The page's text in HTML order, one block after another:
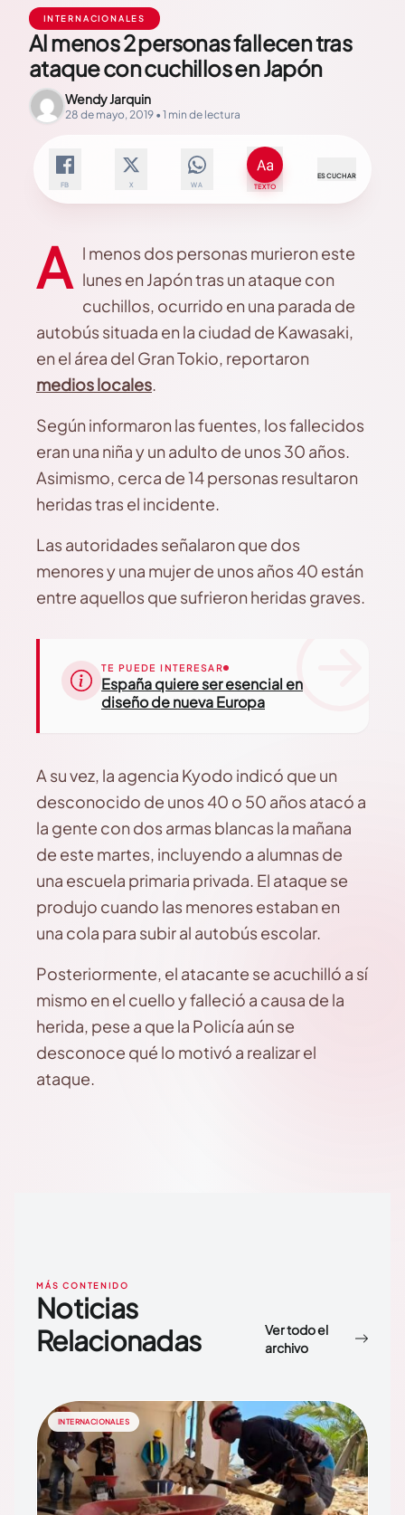
INTERNACIONALES
Al menos 2 personas fallecen tras
ataque con cuchillos en Japón
Wendy Jarquin
28 de mayo, 2019 • 1 min de lectura
FB X WA TEXTO
ESCUCHAR
A l menos dos personas murieron este
lunes en Japón tras un ataque con
cuchillos, ocurrido en una parada de
autobús situada en la ciudad de Kawasaki,
en el área del Gran Tokio, reportaron
medios locales.
Según informaron las fuentes, los fallecidos
eran una niña y un adulto de unos 30 años.
Asimismo, cerca de 14 personas resultaron
heridas tras el incidente.
Las autoridades señalaron que dos
menores y una mujer de unos años 40 están
entre aquellos que sufrieron heridas graves.
TE PUEDE INTERESAR
España quiere ser esencial en
diseño de nueva Europa
A su vez, la agencia Kyodo indicó que un
desconocido de unos 40 o 50 años atacó a
la gente con dos armas blancas la mañana
de este martes, incluyendo a alumnas de
una escuela primaria privada. El ataque se
produjo cuando las menores estaban en
una cola para subir al autobús escolar.
Posteriormente, el atacante se acuchilló a sí
mismo en el cuello y falleció a causa de la
herida, pese a que la Policía aún se
desconoce qué lo motivó a realizar el
ataque.
MÁS CONTENIDO
Noticias
Relacionadas
Ver todo el
archivo
INTERNACIONALES